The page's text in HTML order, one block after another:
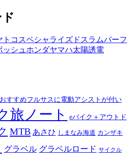
トコ スペシャライズド スラムバーフ
ッシュ ホンダヤマハ太陽誘電
すすめフルサスに電動アシストが付い
旅ノート
eバイク＋アウトド
MTB あさひ しまなみ海道 カンザキ
グラベル グラベルロード サイクル